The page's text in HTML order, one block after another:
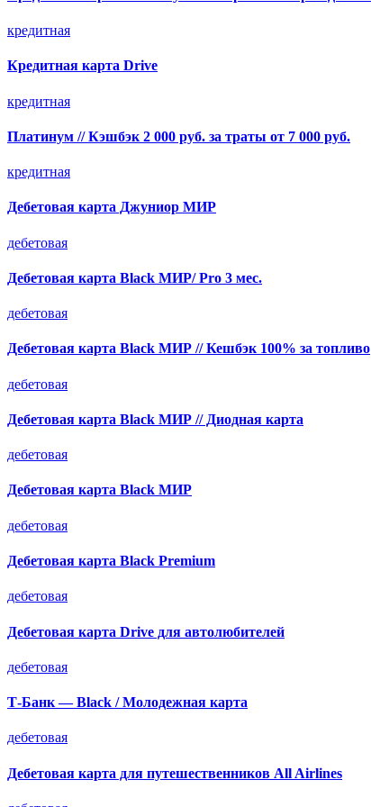
кредитная
Кредитная карта Drive
кредитная
Платинум // Кэшбэк 2 000 руб. за траты от 7 000 руб.
кредитная
Дебетовая карта Джуниор МИР
дебетовая
Дебетовая карта Black МИР/ Pro 3 мес.
дебетовая
Дебетовая карта Black МИР // Кешбэк 100% за топливо
дебетовая
Дебетовая карта Black МИР // Диодная карта
дебетовая
Дебетовая карта Black МИР
дебетовая
Дебетовая карта Black Premium
дебетовая
Дебетовая карта Drive для автолюбителей
дебетовая
Т-Банк — Black / Молодежная карта
дебетовая
Дебетовая карта для путешественников All Airlines